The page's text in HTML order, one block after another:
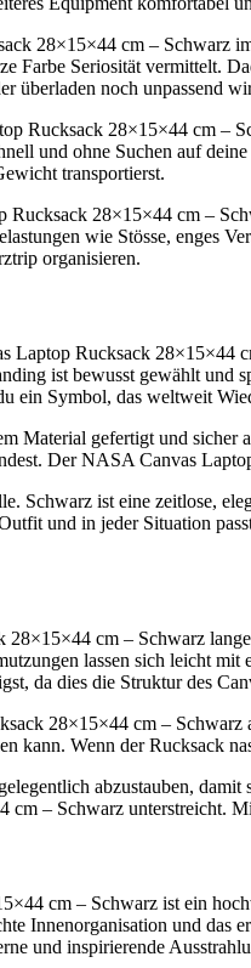
28×15×44 cm – Schwarz
Farbe Seriosität vermittelt.
überladen noch unpassend
Rucksack 28×15×44 cm –
und ohne Suchen auf
transportierst.
28×15×44 cm –
wie Stösse, enges
organisieren.
Laptop Rucksack
ist bewusst gewählt
ein Symbol, das weltweit
Material gefertigt und sicher
Der NASA Canvas
Schwarz ist eine zeitlose,
und in jeder Situation
cm – Schwarz
lassen sich leicht
da dies die Struktur des
28×15×44 cm – Schwarz
kann. Wenn der Rucksack
abzustauben,
– Schwarz unterstreicht.
cm – Schwarz ist ein
Innenorganisation und das
und inspirierende